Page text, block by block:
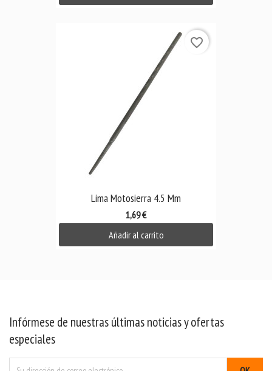
Lima Motosierra 4.5 Mm
1,69 €
Añadir al carrito
favorite_border
Infórmese de nuestras últimas noticias y ofertas
especiales